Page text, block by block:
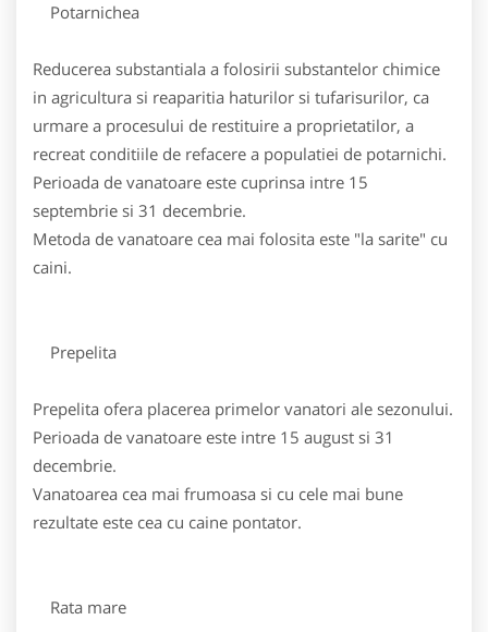
Potarnichea
Reducerea substantiala a folosirii substantelor chimice
in agricultura si reaparitia haturilor si tufarisurilor, ca
urmare a procesului de restituire a proprietatilor, a
recreat conditiile de refacere a populatiei de potarnichi.
Perioada de vanatoare este cuprinsa intre 15
septembrie si 31 decembrie.
Metoda de vanatoare cea mai folosita este "la sarite" cu
caini.
Prepelita
Prepelita ofera placerea primelor vanatori ale sezonului.
Perioada de vanatoare este intre 15 august si 31
decembrie.
Vanatoarea cea mai frumoasa si cu cele mai bune
rezultate este cea cu caine pontator.
Rata mare